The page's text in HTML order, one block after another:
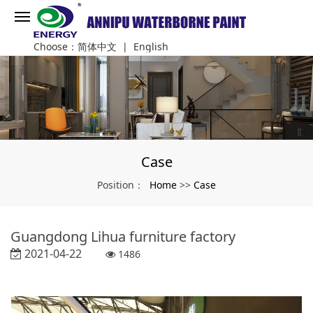
Choose：简体中文 | English
Case
Position： Home >> Case
Guangdong Lihua furniture factory
2021-04-22 1486